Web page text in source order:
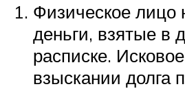
Физическое лицо
деньги, взятые в
расписке.
взыскании долга